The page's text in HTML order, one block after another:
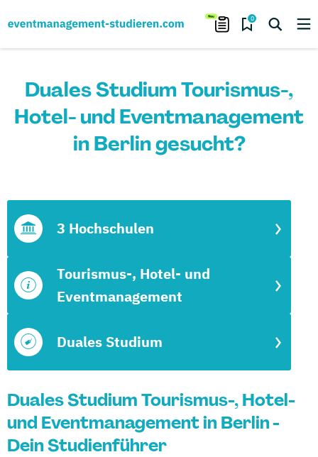
0
Duales Studium Tourismus-,
Hotel- und Eventmanagement
in Berlin gesucht?
Duales Studium
Tourismus-, Hotel- und
Eventmanagement
3 Hochschulen
Duales Studium Tourismus-, Hotel-
und Eventmanagement in Berlin -
Dein Studienführer